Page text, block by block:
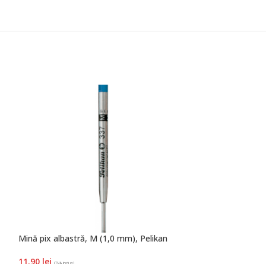
Mină pix albastră, M (1,0 mm), Pelikan
11.90 lei